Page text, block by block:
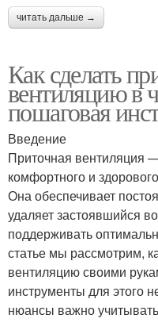
читать дальше →
Как сделать
вентиляцию в
пошаговая
Введение
Приточная вентиляция
комфортного и
Она обеспечивает
удаляет застоявшийся
поддерживать
статье мы рассмотрим,
вентиляцию своими
инструменты для этого
нюансы важно